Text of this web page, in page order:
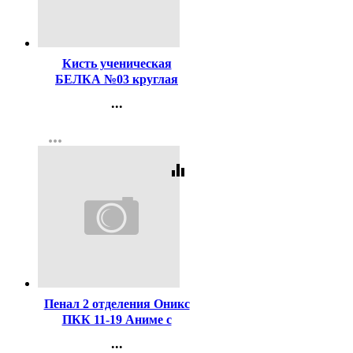
Кисть ученическая
БЕЛКА №03 круглая
...
Регистрация
more_horiz
equalizer
Пенал 2 отделения Оникс
ПКК 11-19 Аниме с
...